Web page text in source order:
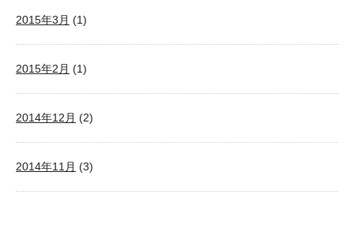
2015年3月 (1)
2015年2月 (1)
2014年12月 (2)
2014年11月 (3)